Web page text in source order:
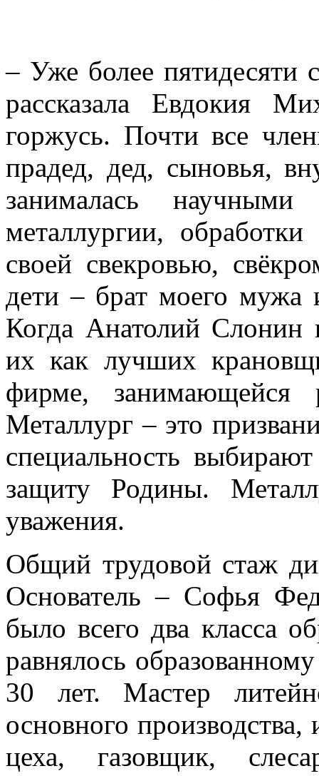
– Уже более пятидесяти
рассказала Евдокия
горжусь. Почти все
прадед, дед, сыновья,
занималась
металлургии,
своей свекровью,
дети – брат моего
Когда Анатолий Слонин
их как лучших
фирме, занимающейся
Металлург – это
специальность
защиту Родины.
уважения.
Общий трудовой стаж
Основатель – Софья
было всего два класса
равнялось
30 лет. Мастер
основного
цеха, газовщик,